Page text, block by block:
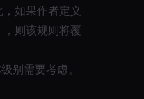
如果作者定义
则该规则将覆
别需要考虑。